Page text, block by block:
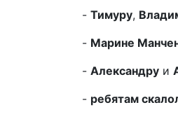
- Тимуру,
- Марине
- Александру и
- ребятам